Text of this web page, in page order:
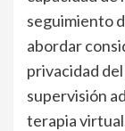
seguimiento
abordar
privacidad
supervisión
terapia